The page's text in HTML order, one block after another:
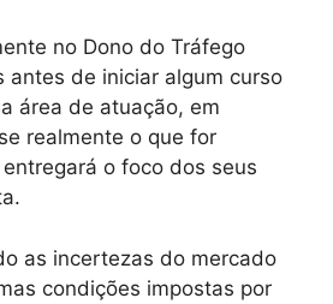
no Dono do Tráfego
antes de iniciar algum curso
área de atuação, em
realmente o que for
o foco dos seus
as incertezas do mercado
condições impostas por